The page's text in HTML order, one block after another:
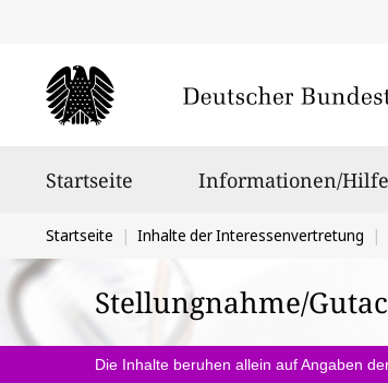
Startseite Informationen/Hilfe
Sie
befinden
sich
hier:
Startseite Inhalte der Interessenvertretung
Stellungnahme/
Die Inhalte beruhen allein auf Angaben